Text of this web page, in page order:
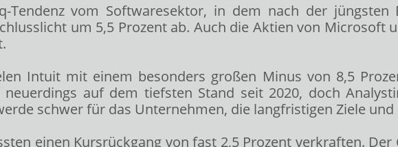
Tendenz vom Softwaresektor, in dem nach der
um 5,5 Prozent ab. Auch die Aktien von Microsoft
Intuit mit einem besonders großen Minus von 8,5
neuerdings auf dem tiefsten Stand seit 2020, doch
schwer für das Unternehmen, die langfristigen Ziele
einen Kursrückgang von fast 2,5 Prozent verkraften.